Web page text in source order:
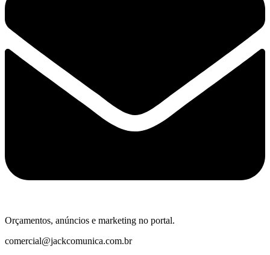
Orçamentos, anúncios e marketing no portal.
comercial@jackcomunica.com.br